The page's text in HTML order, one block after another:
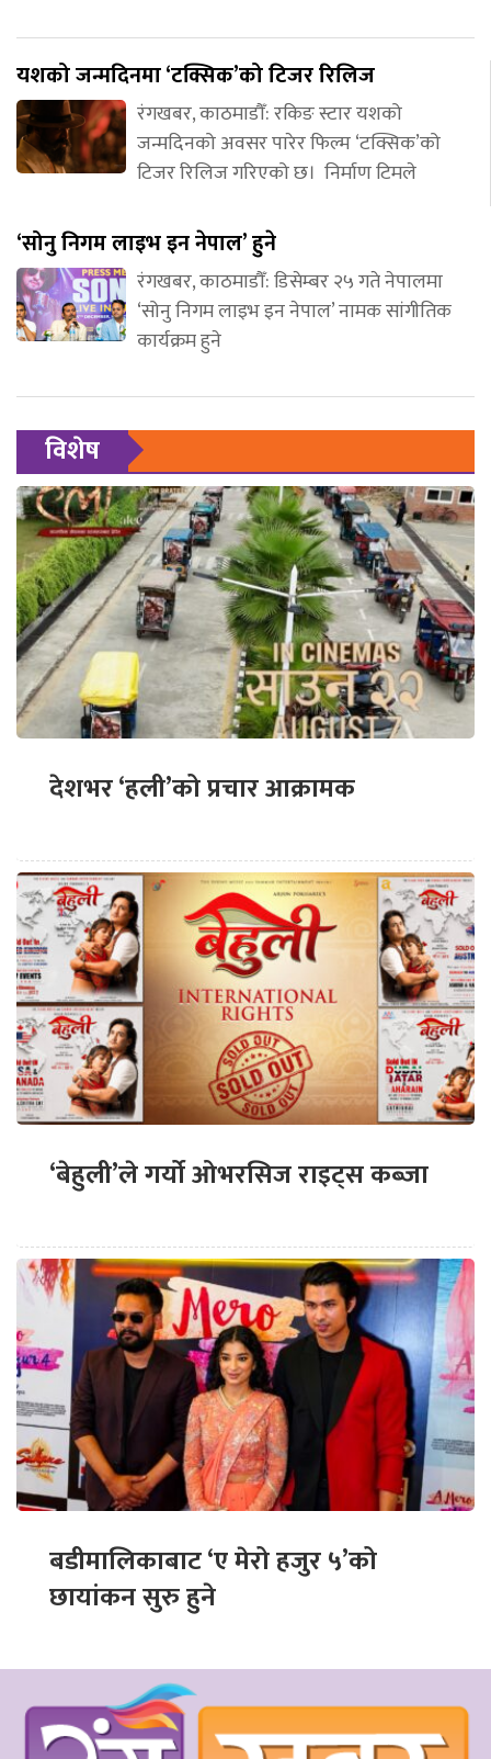
यशको जन्मदिनमा ‘टक्सिक’को टिजर रिलिज
रंगखबर, काठमाडौँ: रकिङ स्टार यशको
जन्मदिनको अवसर पारेर फिल्म ‘टक्सिक’को
टिजर रिलिज गरिएको छ। निर्माण टिमले
‘सोनु निगम लाइभ इन नेपाल’ हुने
रंगखबर, काठमाडौँ: डिसेम्बर २५ गते नेपालमा
‘सोनु निगम लाइभ इन नेपाल’ नामक सांगीतिक
कार्यक्रम हुने
विशेष
देशभर ‘हली’को प्रचार आक्रामक
‘बेहुली’ले गर्यो ओभरसिज राइट्स कब्जा
बडीमालिकाबाट ‘ए मेरो हजुर ५’को
छायांकन सुरु हुने